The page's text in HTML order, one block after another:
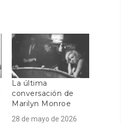
La última
conversación de
Marilyn Monroe
28 de mayo de 2026